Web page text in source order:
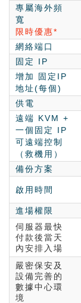
專屬海外頻
寬
限時優惠*
網絡端口
固定 IP
增加 固定IP
地址(每個)
供電
遠端 KVM +
一個固定 IP
可遠端控制
（救機用）
備份方案
啟用時間
進場權限
伺服器最快
付款後當天
內安排入場
嚴密保安及
設備完善的
數據中心環
境